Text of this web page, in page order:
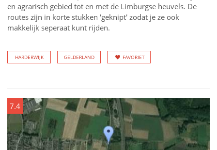
en agrarisch gebied tot en met de Limburgse heuvels. De
routes zijn in korte stukken 'geknipt' zodat je ze ook
makkelijk seperaat kunt rijden.
HARDERWIJK GELDERLAND FAVORIET
7.4